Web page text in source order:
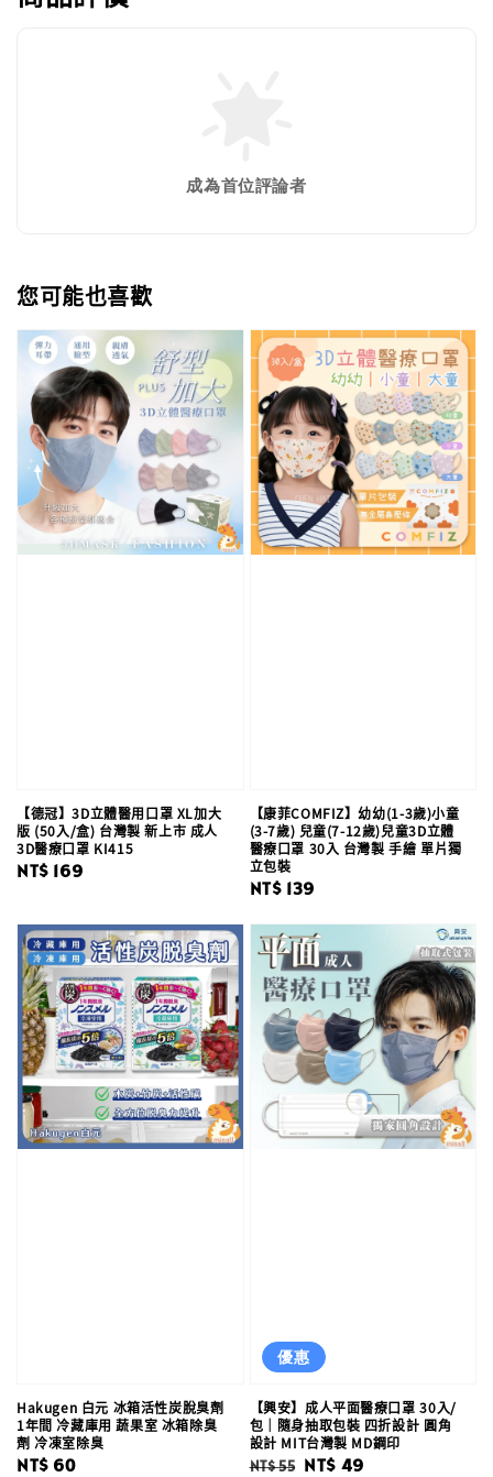
成為首位評論者
您可能也喜歡
【德冠】3D立體醫用口罩 XL加大
版 (50入/盒) 台灣製 新上市 成人
3D醫療口罩 KI415
Regular
NT$ 169
【康菲COMFIZ】幼幼(1-3歲)小童
(3-7歲) 兒童(7-12歲)兒童3D立體
醫療口罩 30入 台灣製 手繪 單片獨
立包裝
Regular
NT$ 139
Hakugen 白元 冰箱活性炭脫臭劑
1年間 冷藏庫用 蔬果室 冰箱除臭
劑 冷凍室除臭
Regular
NT$ 60
優惠
【興安】成人平面醫療口罩 30入/
包｜隨身抽取包裝 四折設計 圓角
設計 MIT台灣製 MD鋼印
Regular
NT$ 55 Sale
NT$ 49